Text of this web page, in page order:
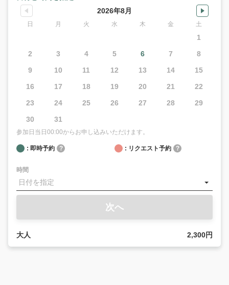
2026年8月
日 月 火 水 木 金 土
1
2
3 4 5 6 7
8
9
10 11 12 13 14
15
16
17 18 19 20 21
22
23
24 25 26 27 28
29
30
31
参加日当日00:00からお申し込みいただけます。
: 即時予約 ? : リクエスト予約 ?
時間
次へ
大人 2,300円